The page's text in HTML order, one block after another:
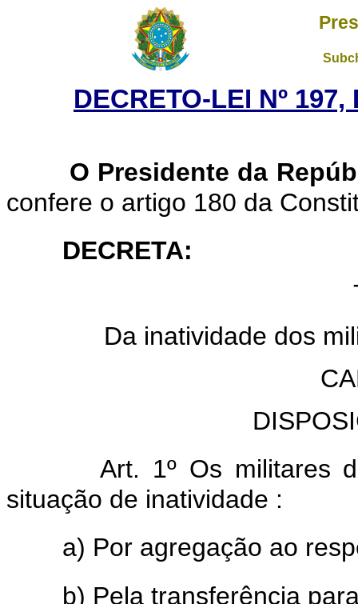
DECRETO-LEI Nº
O Presidente da
confere o artigo 180 da
DECRETA:
Da inatividade dos
Art. 1º Os militares
situação de inatividade :
a) Por agregação ao
b) Pela transferência